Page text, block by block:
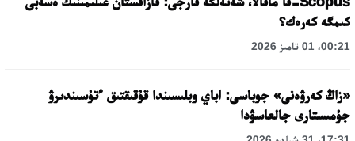
كىمگە كەرەك؟
00:21، 01 تامىز 2026
«زاڭ كەرۋەنى» جوباسى: اباي وبلىسىندا قۇقىقتىق ءتۇسىندىرۋ
جۇمىستارى جالعاسۋدا